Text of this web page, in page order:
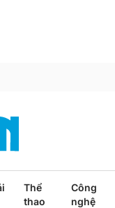
Thể
thao
Công
nghệ